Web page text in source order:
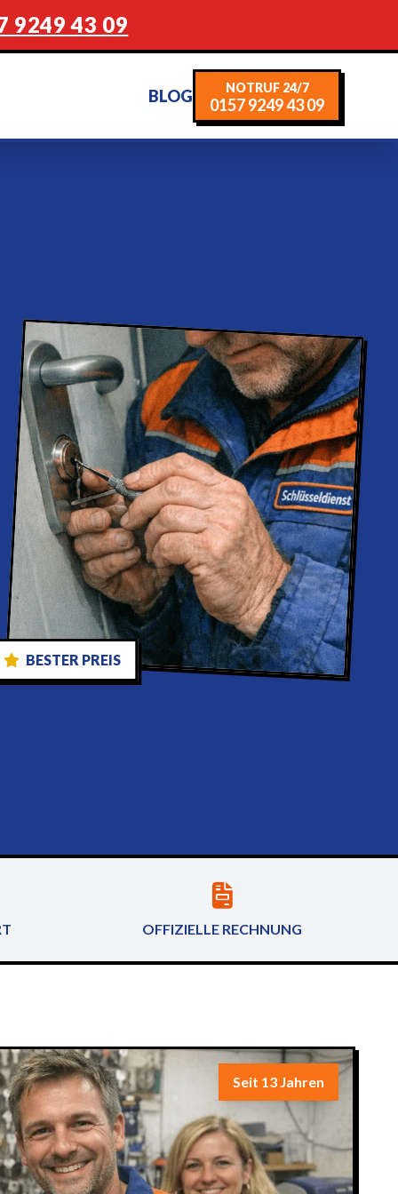
9249 43 09
BLOG NOTRUF 24/7
0157 9249 43 09
BESTER PREIS
OFFIZIELLE RECHNUNG
Seit 13 Jahren